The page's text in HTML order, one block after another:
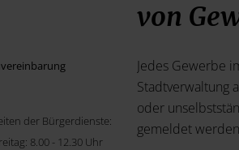
von
der Bürgerdienste:
8.00 - 12.30 Uhr
Jedes Gewerbe
Stadtverwaltung
oder
gemeldet